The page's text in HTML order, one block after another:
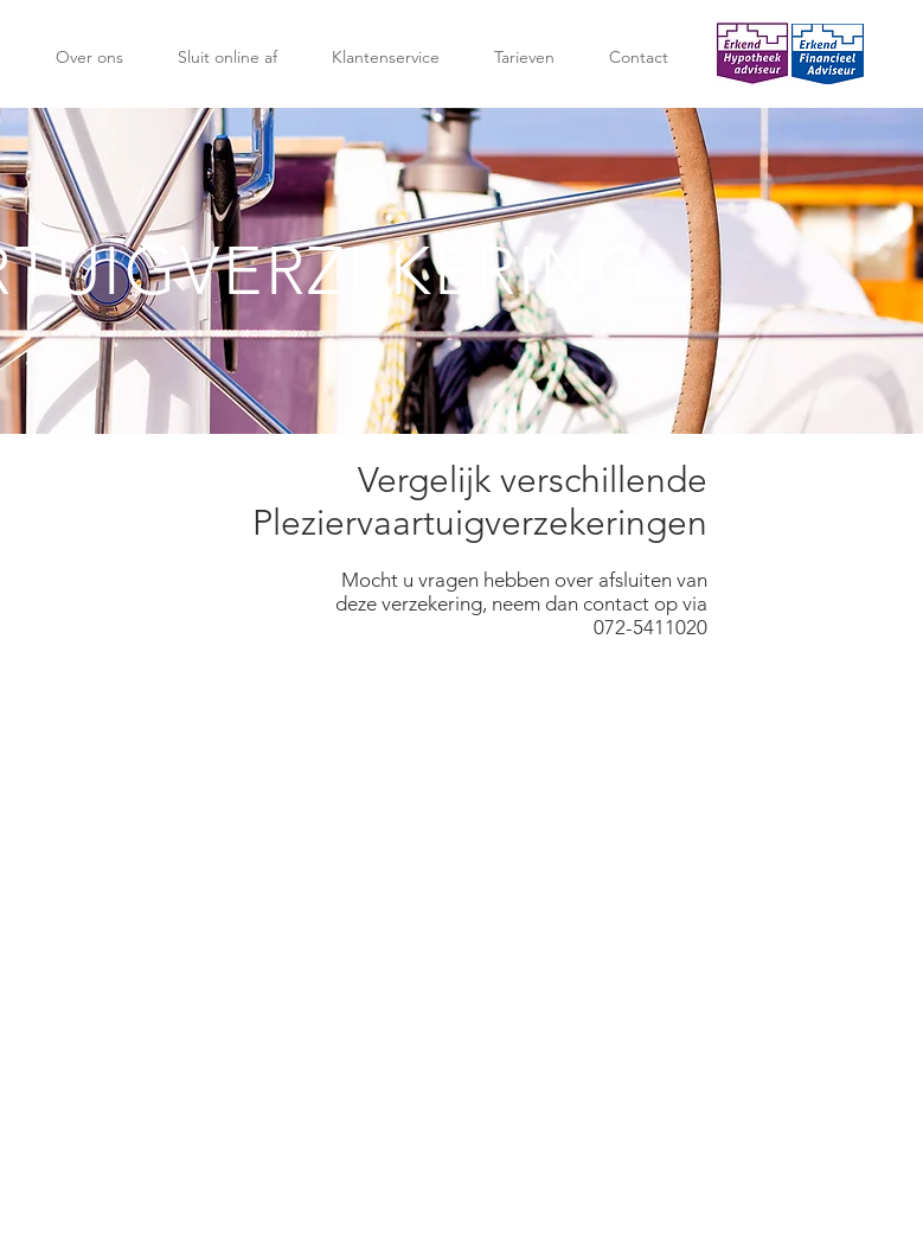
Over ons Sluit online af Klantenservice Tarieven Contact
Vergelijk verschillende
Pleziervaartuigverzekeringen
Mocht u vragen hebben over afsluiten van
deze verzekering, neem dan contact op via
072-5411020